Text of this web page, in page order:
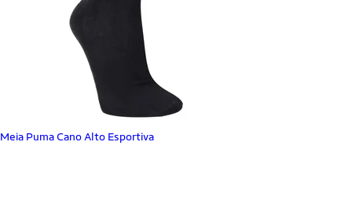
Meia Puma Cano Alto Esportiva